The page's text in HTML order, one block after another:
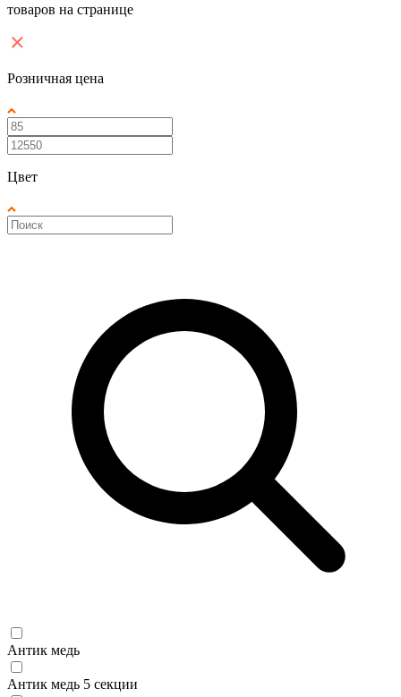
товаров на странице
Розничная цена
Цвет
Антик медь
Антик медь 5 секции